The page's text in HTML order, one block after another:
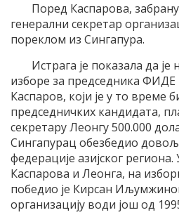
Поред Каспарова,
генерални секретар
пореклом из Сингапура.
Истрага је показала да
изборе за председника ФИДЕ
Каспаров, који је у то време
председничких кандидата,
секретару Леонгу 500.000
Сингапурац обезбедио
федерације азијског
Каспарова и Леонга, на
победио је Кирсан
организацију води још од